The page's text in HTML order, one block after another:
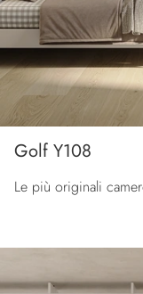
Golf Y108